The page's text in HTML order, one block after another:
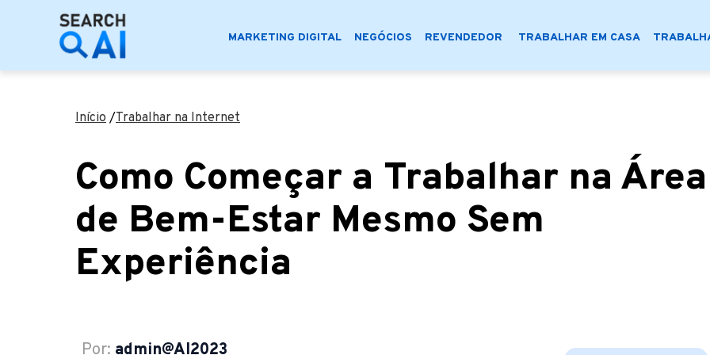
MARKETING DIGITAL NEGÓCIOS REVENDEDOR TRABALHAR EM CASA
Início /Trabalhar na Internet
Como Começar a Trabalhar na Área
de Bem-Estar Mesmo Sem
Experiência
Por: admin@AI2023